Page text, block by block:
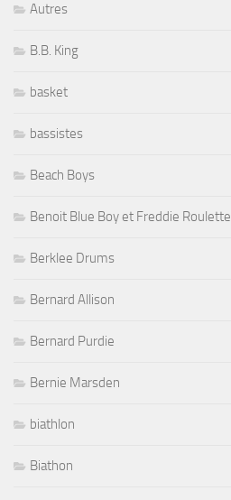
Autres
B.B. King
basket
bassistes
Beach Boys
Benoit Blue Boy et Freddie Roulette
Berklee Drums
Bernard Allison
Bernard Purdie
Bernie Marsden
biathlon
Biathon